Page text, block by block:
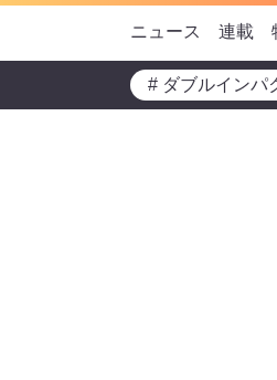
ニュース 連載
# ダブルインパ